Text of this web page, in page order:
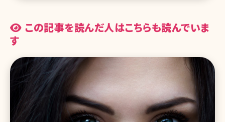
この記事を読んだ人はこちらも読んでいま
す